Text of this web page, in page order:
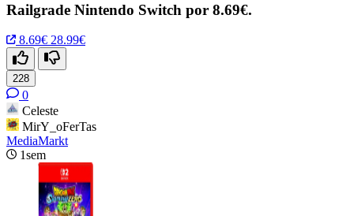
Railgrade Nintendo Switch por 8.69€.
8.69€ 28.99€
228
0
Celeste
MirY_oFerTas
MediaMarkt
1sem